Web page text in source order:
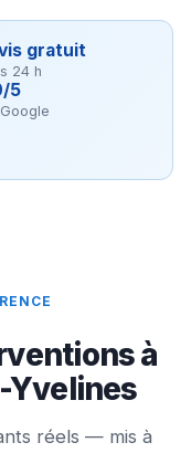
gratuit
24 h
5
à
réels — mis à